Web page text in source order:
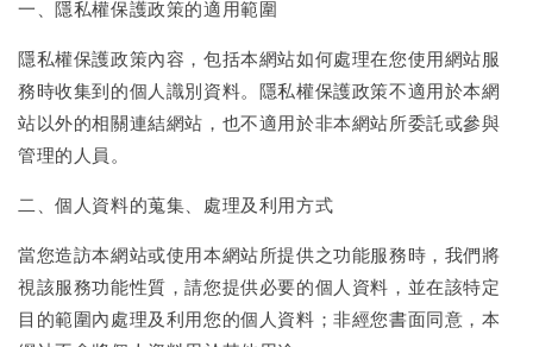
一、隱私權保護政策的適用範圍
隱私權保護政策內容，包括本網站如何處理在您使用網站服
務時收集到的個人識別資料。隱私權保護政策不適用於本網
站以外的相關連結網站，也不適用於非本網站所委託或參與
管理的人員。
二、個人資料的蒐集、處理及利用方式
當您造訪本網站或使用本網站所提供之功能服務時，我們將
視該服務功能性質，請您提供必要的個人資料，並在該特定
目的範圍內處理及利用您的個人資料；非經您書面同意，本